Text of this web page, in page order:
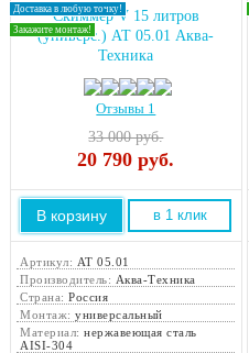
Доставка в любую точку!
Закажите монтаж!
Скиммер V 15 литров
(универс.) АТ 05.01 Аква-
Техника
Отзывы 1
33 000 руб.
20 790 руб.
В корзину в 1 клик
Артикул: АТ 05.01
Производитель: Аква-Техника
Страна:Россия
Монтаж:универсальный
Материал:нержавеющая сталь
AISI-304